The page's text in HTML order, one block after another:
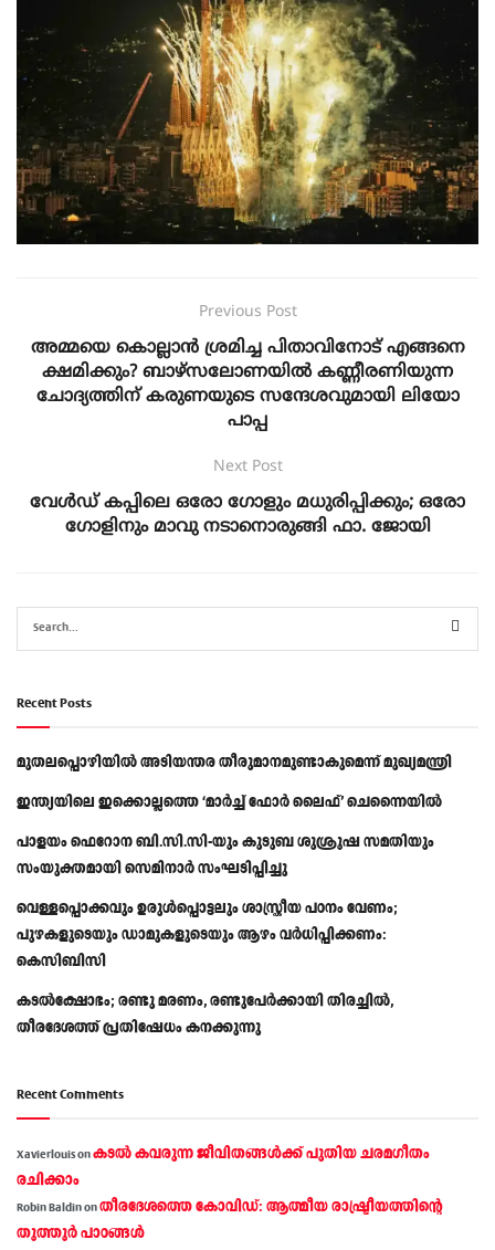
Previous Post
അമ്മയെ കൊല്ലാൻ ശ്രമിച്ച പിതാവിനോട് എങ്ങനെ
ക്ഷമിക്കും? ബാഴ്‌സലോണയിൽ കണ്ണീരണിയുന്ന
ചോദ്യത്തിന്‌ കരുണയുടെ സന്ദേശവുമായി ലിയോ
പാപ്പ
Next Post
വേള്‍ഡ് കപ്പിലെ ഒരോ ഗോളും മധുരിപ്പിക്കും; ഒരോ
ഗോളിനും മാവു നടാനൊരുങ്ങി ഫാ. ജോയി
Recent Posts
മുതലപ്പൊഴിയിൽ അടിയന്തര തീരുമാനമുണ്ടാകുമെന്ന് മുഖ്യമന്ത്രി
ഇന്ത്യയിലെ ഇക്കൊല്ലത്തെ ‘മാർച്ച് ഫോർ ലൈഫ്’ ചെന്നൈയിൽ
പാളയം ഫെറോന ബി.സി.സി-യും കുടുബ ശുശ്രൂഷ സമതിയും
സംയുക്തമായി സെമിനാർ സംഘടിപ്പിച്ചു
വെള്ളപ്പൊക്കവും ഉരുള്‍പ്പൊട്ടലും ശാസ്ത്രീയ പഠനം വേണം;
പുഴകളുടെയും ഡാമുകളുടെയും ആഴം വര്‍ധിപ്പിക്കണം:
കെസിബിസി
കടൽക്ഷോഭം; രണ്ടു മരണം, രണ്ടുപേർക്കായി തിരച്ചിൽ,
തീരദേശത്ത് പ്രതിഷേധം കനക്കുന്നു
Recent Comments
Xavierlouisonകടല്‍ കവരുന്ന ജീവിതങ്ങള്‍ക്ക് പുതിയ ചരമഗീതം
രചിക്കാം
Robin Baldinonതീരദേശത്തെ കോവിഡ്: ആത്മീയ രാഷ്ട്രീയത്തിന്റെ
തൂത്തൂര്‍ പാഠങ്ങൾ